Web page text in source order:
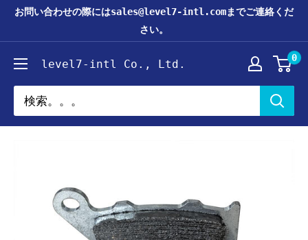
ス
お問い合わせの際にはsales@level7-intl.comまでご連絡くだ
さい。
level7-intl Co., Ltd. 0